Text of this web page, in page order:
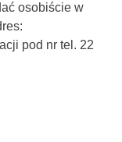
osobiście w
pod nr tel. 22